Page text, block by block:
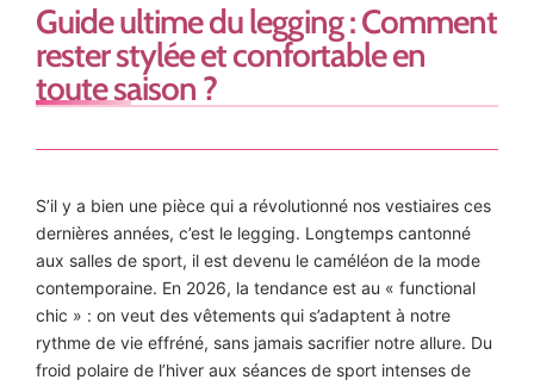
Guide ultime du legging : Comment
rester stylée et confortable en
toute saison ?
S’il y a bien une pièce qui a révolutionné nos vestiaires ces
dernières années, c’est le legging. Longtemps cantonné
aux salles de sport, il est devenu le caméléon de la mode
contemporaine. En 2026, la tendance est au « functional
chic » : on veut des vêtements qui s’adaptent à notre
rythme de vie effréné, sans jamais sacrifier notre allure. Du
froid polaire de l’hiver aux séances de sport intenses de